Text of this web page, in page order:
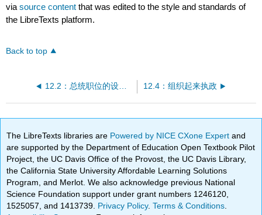
viasource content that was edited to the style and standards of
the LibreTexts platform.
Back to top
12.2：总统职位的设计与演变 12.4：组织起来执政
The LibreTexts libraries are Powered by NICE CXone Expertand
are supported by the Department of Education Open Textbook Pilot
Project, the UC Davis Office of the Provost, the UC Davis Library,
the California State University Affordable Learning Solutions
Program, and Merlot. We also acknowledge previous National
Science Foundation support under grant numbers 1246120,
1525057, and 1413739. Privacy Policy.Terms & Conditions